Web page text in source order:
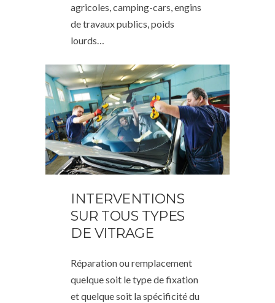
agricoles, camping-cars, engins
de travaux publics, poids
lourds…
INTERVENTIONS
SUR TOUS TYPES
DE VITRAGE
Réparation ou remplacement
quelque soit le type de fixation
et quelque soit la spécificité du